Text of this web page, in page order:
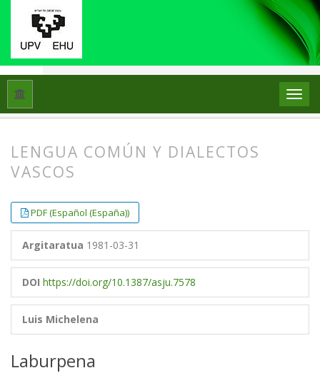
Hasiera
LENGUA COMÚN Y DIALECTOS
VASCOS
PDF (Español (España))
Argitaratua 1981-03-31
DOI https://doi.org/10.1387/asju.7578
Luis Michelena
Laburpena